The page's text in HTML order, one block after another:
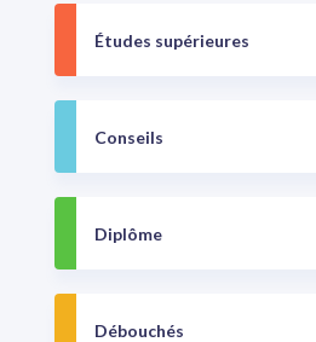
Études supérieures
Conseils
Diplôme
Débouchés